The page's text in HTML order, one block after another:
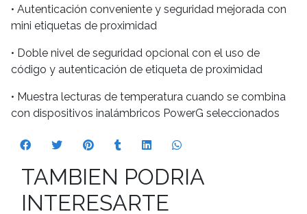
• Autenticación conveniente y seguridad mejorada con
mini etiquetas de proximidad
• Doble nivel de seguridad opcional con el uso de
código y autenticación de etiqueta de proximidad
• Muestra lecturas de temperatura cuando se combina
con dispositivos inalámbricos PowerG seleccionados
TAMBIEN PODRIA
INTERESARTE